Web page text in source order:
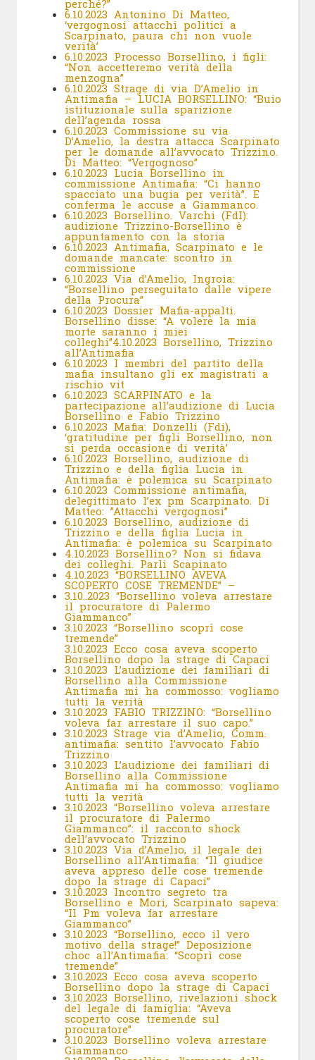
perché?”
6.10.2023 Antonino Di Matteo,
‘vergognosi attacchi politici a
Scarpinato, paura chi non vuole
verità’
6.10.2023 Processo Borsellino, i figli:
“Non accetteremo verità della
menzogna”
6.10.2023 Strage di via D’Amelio in
Antimafia – LUCIA BORSELLINO: “Buio
istituzionale sulla sparizione
dell’agenda rossa
6.10.2023 Commissione su via
D’Amelio, la destra attacca Scarpinato
per le domande all’avvocato Trizzino.
Di Matteo: “Vergognoso”
6.10.2023 Lucia Borsellino in
commissione Antimafia: “Ci hanno
spacciato una bugia per verità”. E
conferma le accuse a Giammanco.
6.10.2023 Borsellino. Varchi (FdI):
audizione Trizzino-Borsellino è
appuntamento con la storia
6.10.2023 Antimafia, Scarpinato e le
domande mancate: scontro in
commissione
6.10.2023 Via d’Amelio, Ingroia:
“Borsellino perseguitato dalle vipere
della Procura”
6.10.2023 Dossier Mafia-appalti.
Borsellino disse: “A volere la mia
morte saranno i miei
colleghi”4.10.2023 Borsellino, Trizzino
all’Antimafia
6.10.2023 I membri del partito della
mafia insultano gli ex magistrati a
rischio vit
6.10.2023 SCARPINATO e la
partecipazione all’audizione di Lucia
Borsellino e Fabio Trizzino
6.10.2023 Mafia: Donzelli (Fdi),
‘gratitudine per figli Borsellino, non
si perda occasione di verità’
6.10.2023 Borsellino, audizione di
Trizzino e della figlia Lucia in
Antimafia: è polemica su Scarpinato
6.10.2023 Commissione antimafia,
delegittimato l’ex pm Scarpinato. Di
Matteo: ”Attacchi vergognosi”
6.10.2023 Borsellino, audizione di
Trizzino e della figlia Lucia in
Antimafia: è polemica su Scarpinato
4.10.2023 Borsellino? Non si fidava
dei colleghi. Parli Scapinato
4.10.2023 “BORSELLINO AVEVA
SCOPERTO COSE TREMENDE” –
3.10..2023 “Borsellino voleva arrestare
il procuratore di Palermo
Giammanco”
3.10.2023 “Borsellino scoprì cose
tremende”
3.10.2023 Ecco cosa aveva scoperto
Borsellino dopo la strage di Capaci
3.10.2023 L’audizione dei familiari di
Borsellino alla Commissione
Antimafia mi ha commosso: vogliamo
tutti la verità
3.10.2023 FABIO TRIZZINO: “Borsellino
voleva far arrestare il suo capo.”
3.10.2023 Strage via d’Amelio, Comm.
antimafia: sentito l’avvocato Fabio
Trizzino
3.10.2023 L’audizione dei familiari di
Borsellino alla Commissione
Antimafia mi ha commosso: vogliamo
tutti la verità
3.10.2023 “Borsellino voleva arrestare
il procuratore di Palermo
Giammanco”: il racconto shock
dell’avvocato Trizzino
3.10.2023 Via d’Amelio, il legale dei
Borsellino all’Antimafia: “Il giudice
aveva appreso delle cose tremende
dopo la strage di Capaci”
3.10.2023 Incontro segreto tra
Borsellino e Mori, Scarpinato sapeva:
“Il Pm voleva far arrestare
Giammanco”
3.10.2023 “Borsellino, ecco il vero
motivo della strage!” Deposizione
choc all’Antimafia: “Scoprì cose
tremende”
3.10.2023 Ecco cosa aveva scoperto
Borsellino dopo la strage di Capaci
3.10.2023 Borsellino, rivelazioni shock
del legale di famiglia: “Aveva
scoperto cose tremende sul
procuratore”
3.10.2023 Borsellino voleva arrestare
Giammanco